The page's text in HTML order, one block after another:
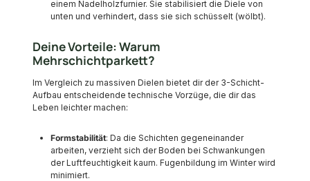
einem Nadelholzfurnier. Sie stabilisiert die Diele von
unten und verhindert, dass sie sich schüsselt (wölbt).
Deine Vorteile: Warum
Mehrschichtparkett?
Im Vergleich zu massiven Dielen bietet dir der 3-Schicht-
Aufbau entscheidende technische Vorzüge, die dir das
Leben leichter machen:
Formstabilität: Da die Schichten gegeneinander
arbeiten, verzieht sich der Boden bei Schwankungen
der Luftfeuchtigkeit kaum. Fugenbildung im Winter wird
minimiert.